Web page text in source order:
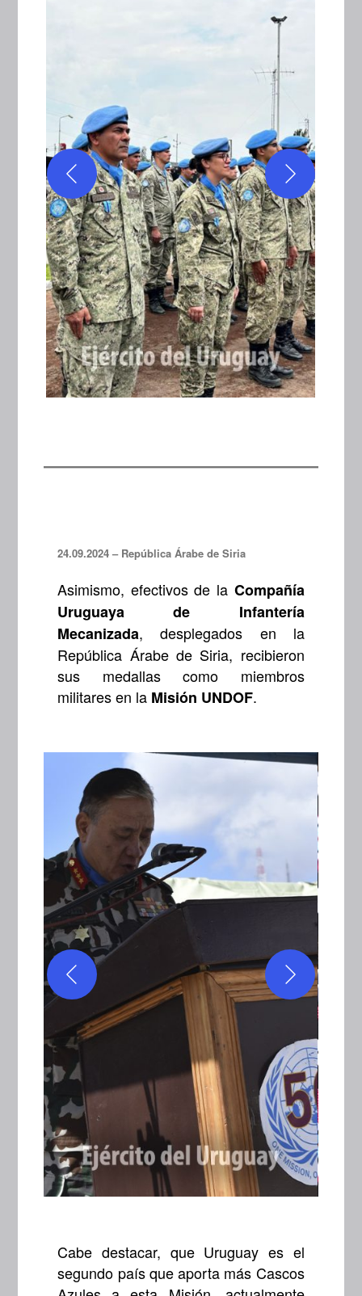
24.09.2024 – República Árabe de Siria
Asimismo, efectivos de la Compañía
Uruguaya de Infantería
Mecanizada, desplegados en la
República Árabe de Siria, recibieron
sus medallas como miembros
militares en la Misión UNDOF.
Cabe destacar, que Uruguay es el
segundo país que aporta más Cascos